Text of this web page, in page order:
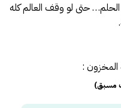
حتى لو وقف العالم كله
المخزون :
مسبق)